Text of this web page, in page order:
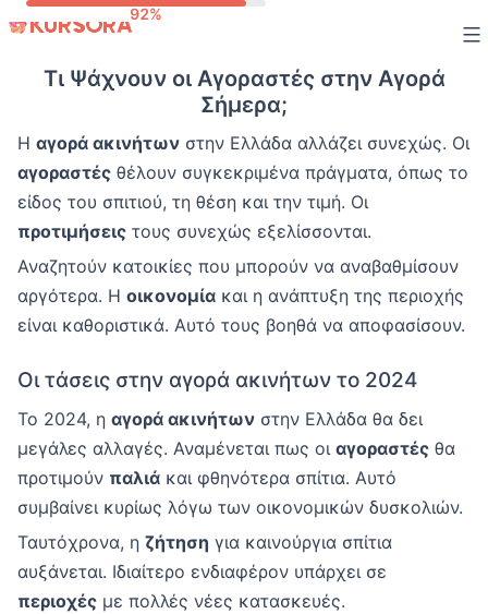
contentΤι Ψάχνουν οι Αγοραστές στην Αγορά
Σήμερα;
Η αγορά ακινήτων στην Ελλάδα αλλάζει συνεχώς. Οι
αγοραστές θέλουν συγκεκριμένα πράγματα, όπως το
είδος του σπιτιού, τη θέση και την τιμή. Οι
προτιμήσεις τους συνεχώς εξελίσσονται.
Αναζητούν κατοικίες που μπορούν να αναβαθμίσουν
αργότερα. Η οικονομία και η ανάπτυξη της περιοχής
είναι καθοριστικά. Αυτό τους βοηθά να αποφασίσουν.
Οι τάσεις στην αγορά ακινήτων το 2024
Το 2024, η αγορά ακινήτων στην Ελλάδα θα δει
μεγάλες αλλαγές. Αναμένεται πως οι αγοραστές θα
προτιμούν παλιά και φθηνότερα σπίτια. Αυτό
συμβαίνει κυρίως λόγω των οικονομικών δυσκολιών.
Ταυτόχρονα, η ζήτηση για καινούργια σπίτια
αυξάνεται. Ιδιαίτερο ενδιαφέρον υπάρχει σε
περιοχές με πολλές νέες κατασκευές.